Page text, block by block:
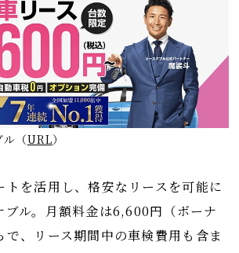
ル （URL）
トを活用し、格安なリースを可能に
ブル。月額料金は6,600円（ボーナ
で、リース期間中の車検費用も含ま